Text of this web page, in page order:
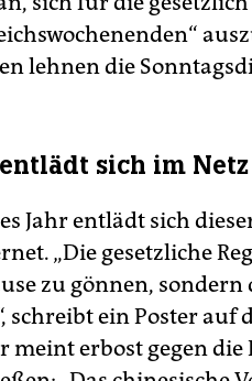
lehnen die
sich im Netz
Jahr entlädt sich
„Die gesetzliche
zu gönnen,
schreibt ein Poster
meint erbost gegen